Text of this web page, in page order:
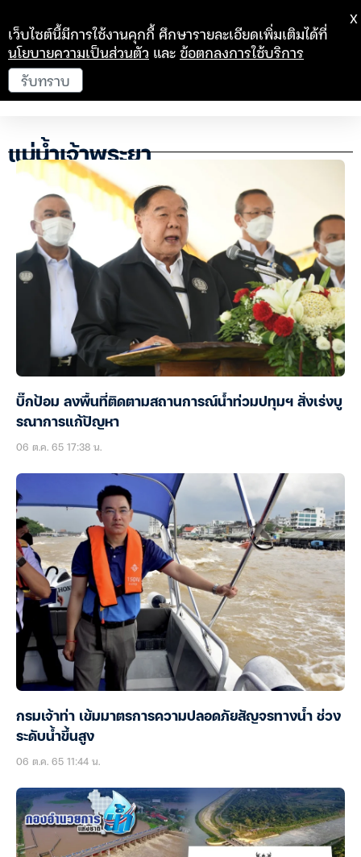
แม่น้ำเจ้าพระยา
บิ๊กป้อม ลงพื้นที่ติดตามสถานการณ์น้ำท่วมปทุมฯ สั่งเร่งบู
รณาการแก้ปัญหา
06 ต.ค. 65 17:38 น.
กรมเจ้าท่า เข้มมาตรการความปลอดภัยสัญจรทางน้ำ ช่วง
ระดับน้ำขึ้นสูง
06 ต.ค. 65 11:44 น.
เว็บไซต์นี้มีการใช้งานคุกกี้ ศึกษารายละเอียดเพิ่มเติมได้ที่
นโยบายความเป็นส่วนตัว และข้อตกลงการใช้บริการ
รับทราบ
X